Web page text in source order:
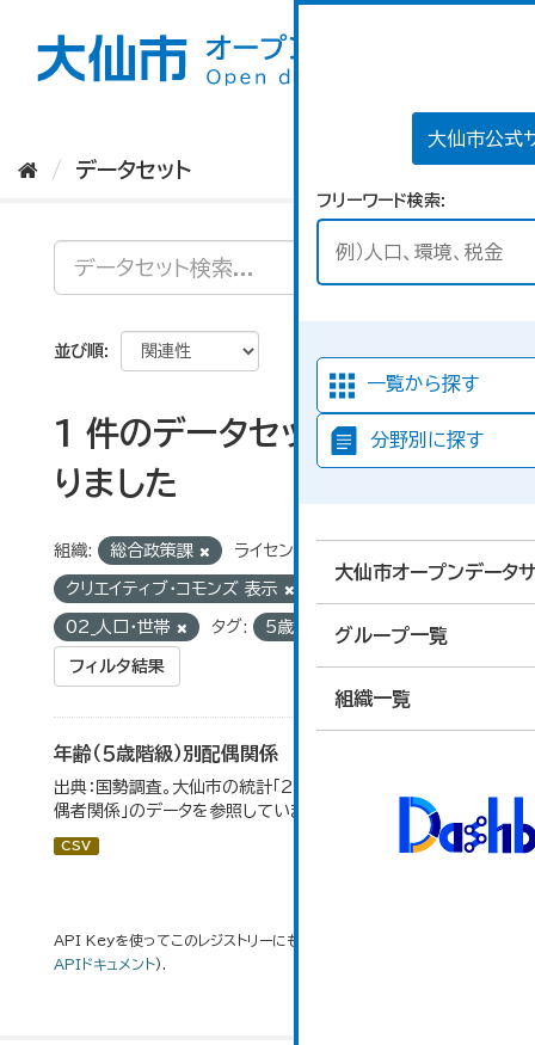
大仙市公式
フリーワード検索
一覧から探す
分野別に探す
大仙市オープンデータ
グループ一覧
組織一覧
データセット
並び順
1 件のデータセットが見つか
りました
組織: 総合政策課 ライセンス:
クリエイティブ・コモンズ 表示
02_人口・世帯 タグ: 5歳階級 配偶関係
フィルタ結果
年齢（５歳階級）別配偶関係
出典：国勢調査。大仙市の統計「2-12 年齢（5歳階級）別配
偶者関係」のデータを参照しています。
CSV
API Keyを使ってこのレジストリーにもアクセス可能です
APIドキュメント).